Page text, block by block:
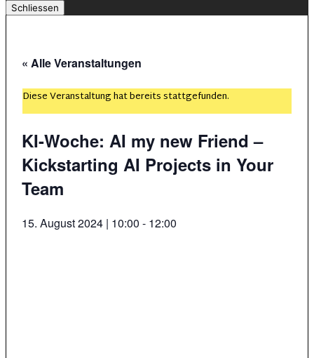
Schliessen
« Alle Veranstaltungen
Diese Veranstaltung hat bereits stattgefunden.
KI-Woche: AI my new Friend –
Kickstarting AI Projects in Your
Team
15. August 2024 | 10:00 - 12:00